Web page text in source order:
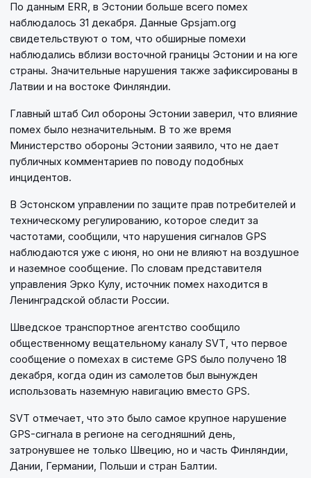
По данным ERR, в Эстонии больше всего помех
наблюдалось 31 декабря. Данные Gpsjam.org
свидетельствуют о том, что обширные помехи
наблюдались вблизи восточной границы Эстонии и на юге
страны. Значительные нарушения также зафиксированы в
Латвии и на востоке Финляндии.
Главный штаб Сил обороны Эстонии заверил, что влияние
помех было незначительным. В то же время
Министерство обороны Эстонии заявило, что не дает
публичных комментариев по поводу подобных
инцидентов.
В Эстонском управлении по защите прав потребителей и
техническому регулированию, которое следит за
частотами, сообщили, что нарушения сигналов GPS
наблюдаются уже с июня, но они не влияют на воздушное
и наземное сообщение. По словам представителя
управления Эрко Кулу, источник помех находится в
Ленинградской области России.
Шведское транспортное агентство сообщило
общественному вещательному каналу SVT, что первое
сообщение о помехах в системе GPS было получено 18
декабря, когда один из самолетов был вынужден
использовать наземную навигацию вместо GPS.
SVT отмечает, что это было самое крупное нарушение
GPS-сигнала в регионе на сегодняшний день,
затронувшее не только Швецию, но и часть Финляндии,
Дании, Германии, Польши и стран Балтии.